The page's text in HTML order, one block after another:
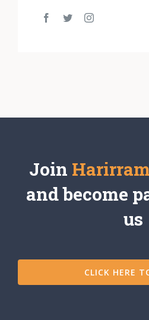
Join
and become
us
CLICK HERE